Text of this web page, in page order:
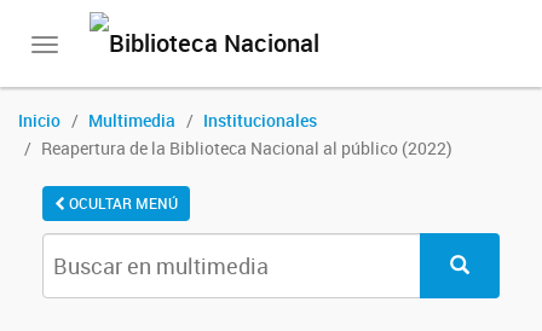
Toggle
Inicio Multimedia
Institucionales
Reapertura de la Biblioteca Nacional al público (2022)
OCULTAR MENÚ